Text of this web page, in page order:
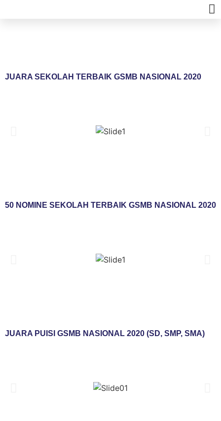
JUARA SEKOLAH TERBAIK GSMB NASIONAL 2020
50 NOMINE SEKOLAH TERBAIK GSMB NASIONAL 2020
JUARA PUISI GSMB NASIONAL 2020 (SD, SMP, SMA)